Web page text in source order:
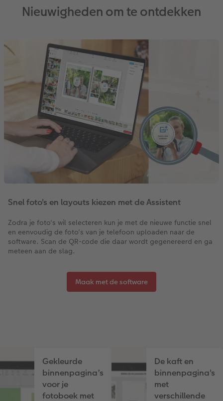
Nieuwigheden om te ontdekken
Snel foto's en layouts kiezen met de Assistent
Zodra je foto's wil selecteren kun je met de nieuwe functie snel
en eenvoudig de foto's van je telefoon uploaden naar de
software. Scan de QR-code die daar wordt gegenereerd en ga
meteen aan de slag.
Maak met de software
Gekleurde
binnenpagina’s
voor je
fotoboek met
De kaft en
binnenpagina's
met
verschillende